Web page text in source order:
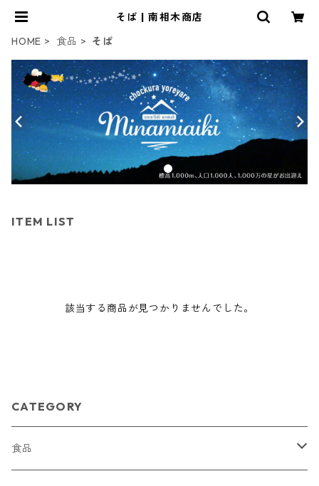
そば | 南相木商店
HOME
食品 そば
ITEM LIST
該当する商品が見つかりませんでした。
CATEGORY
食品